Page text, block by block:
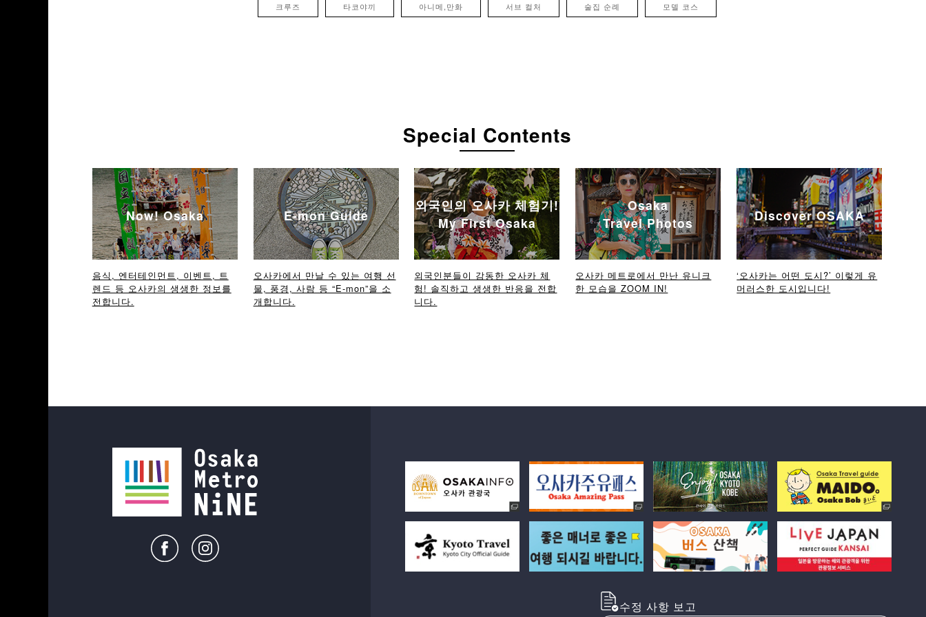
크루즈 타코야끼 아니메,만화 서브 컬처 술집 순례 모델 코스
Special Contents
Now! Osaka
음식, 엔터테인먼트, 이벤트, 트
렌드 등 오사카의 생생한 정보를
전합니다.
E-mon Guide
오사카에서 만날 수 있는 여행 선
물, 풍경, 사람 등 “E-mon”을 소
개합니다.
외국인의 오사카 체험기!
My First Osaka
외국인분들이 감동한 오사카 체
험! 솔직하고 생생한 반응을 전합
니다.
Osaka
Travel Photos
오사카 메트로에서 만난 유니크
한 모습을 ZOOM IN!
Discover OSAKA
‘오사카는 어떤 도시?’ 이렇게 유
머러스한 도시입니다!
수정 사항 보고